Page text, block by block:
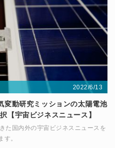
2022/6/13
動研究ミッションの太陽電池
【宇宙ビジネスニュース】
た国内外の宇宙ビジネスニュースを
。